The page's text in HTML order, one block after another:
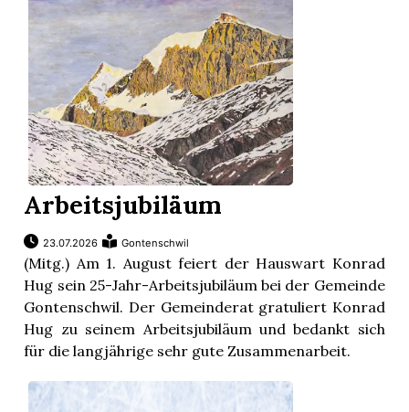
Arbeitsjubiläum
23.07.2026 Gontenschwil
(Mitg.) Am 1. August feiert der Hauswart Konrad
Hug sein 25-Jahr-Arbeitsjubiläum bei der Gemeinde
Gontenschwil. Der Gemeinderat gratuliert Konrad
Hug zu seinem Arbeitsjubiläum und bedankt sich
für die langjährige sehr gute Zusammenarbeit.